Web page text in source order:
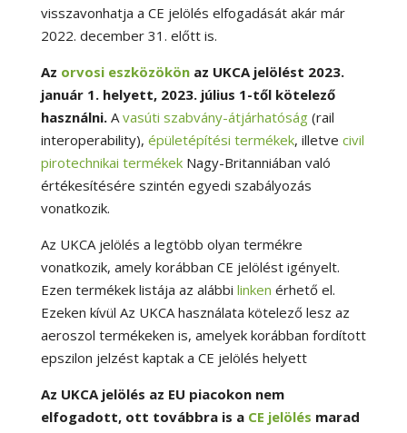
visszavonhatja a CE jelölés elfogadását akár már
2022. december 31. előtt is.
Az orvosi eszközökönaz UKCA jelölést 2023.
január 1. helyett, 2023. július 1-től kötelező
használni.Avasúti szabvány-átjárhatóság(rail
interoperability), épületépítési termékek, illetve civil
pirotechnikai termékekNagy-Britanniában való
értékesítésére szintén egyedi szabályozás
vonatkozik.
Az UKCA jelölés a legtöbb olyan termékre
vonatkozik, amely korábban CE jelölést igényelt.
Ezen termékek listája az alábbi linken érhető el.
Ezeken kívül Az UKCA használata kötelező lesz az
aeroszol termékeken is, amelyek korábban fordított
epszilon jelzést kaptak a CE jelölés helyett
Az UKCA jelölés az EU piacokon nem
elfogadott, ott továbbra is a CE jelölés marad